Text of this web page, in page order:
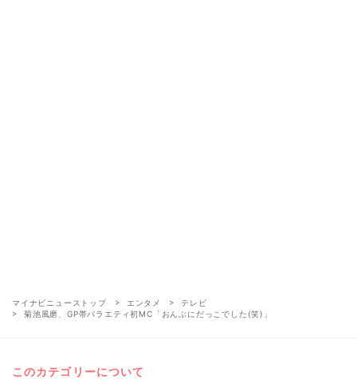
マイナビニューストップ エンタメ
テレビ
菊池風磨、GP帯バラエティ初MC「おんぶにだっこでした(笑)」
このカテゴリーについて